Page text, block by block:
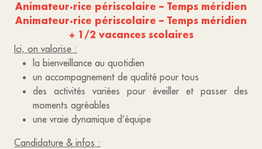
Animateur·rice périscolaire – Temps méridien
Animateur·rice périscolaire – Temps méridien
+ 1/2 vacances scolaires
Ici, on valorise :
la bienveillance au quotidien
un accompagnement de qualité pour tous
des activités variées pour éveiller et passer des
moments agréables
une vraie dynamique d’équipe
Candidature & infos :